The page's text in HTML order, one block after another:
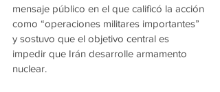
mensaje público en el que calificó la acción
como “operaciones militares importantes”
y sostuvo que el objetivo central es
impedir que Irán desarrolle armamento
nuclear.